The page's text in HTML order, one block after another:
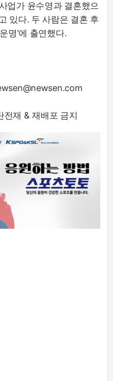
업가 윤수영과 결혼했으
있다. 두 사람은 결혼 후
명'에 출연했다.
재 & 재배포 금지